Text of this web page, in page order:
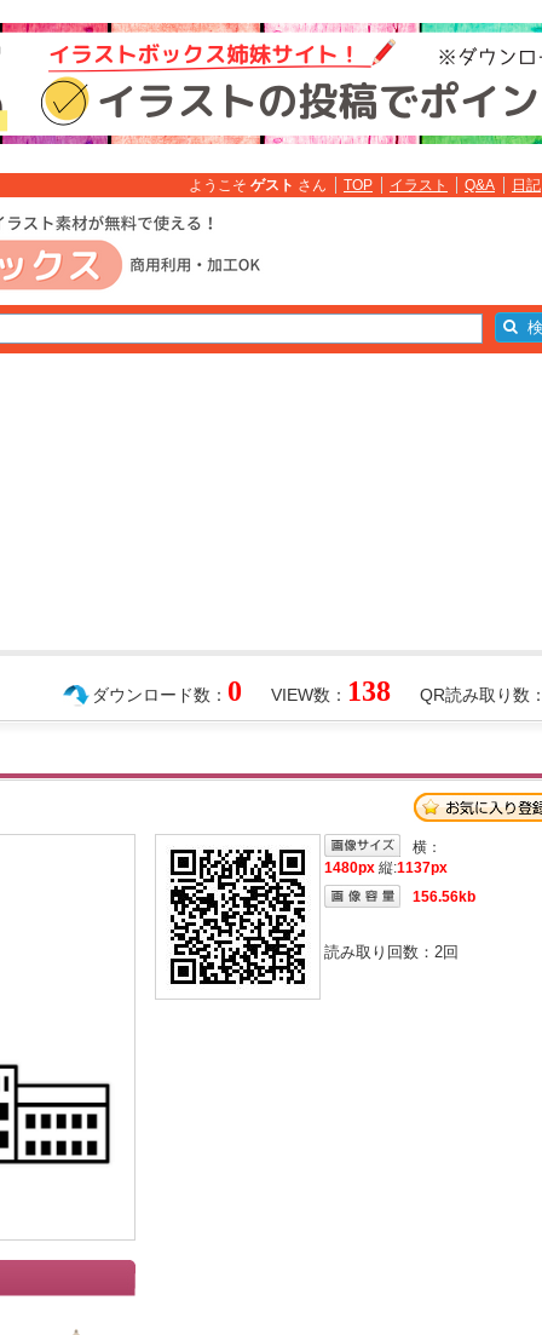
ようこそ ゲスト さん TOP イラスト Q&A 日記
QR読み取り数：
VIEW数： 138
ダウンロード数： 0
横：
1480px 縦:1137px
156.56kb
読み取り回数： 2回